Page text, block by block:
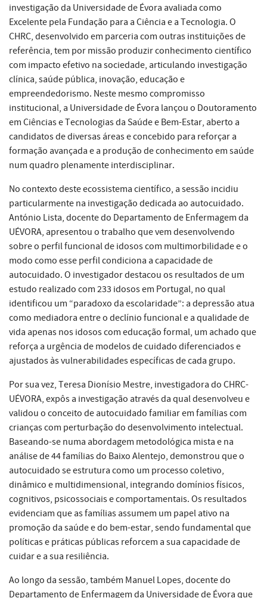
investigação da Universidade de Évora avaliada como
Excelente pela Fundação para a Ciência e a Tecnologia. O
CHRC, desenvolvido em parceria com outras instituições de
referência, tem por missão produzir conhecimento científico
com impacto efetivo na sociedade, articulando investigação
clínica, saúde pública, inovação, educação e
empreendedorismo. Neste mesmo compromisso
institucional, a Universidade de Évora lançou o Doutoramento
em Ciências e Tecnologias da Saúde e Bem-Estar, aberto a
candidatos de diversas áreas e concebido para reforçar a
formação avançada e a produção de conhecimento em saúde
num quadro plenamente interdisciplinar.
No contexto deste ecossistema científico, a sessão incidiu
particularmente na investigação dedicada ao autocuidado.
António Lista, docente do Departamento de Enfermagem da
UÉVORA, apresentou o trabalho que vem desenvolvendo
sobre o perfil funcional de idosos com multimorbilidade e o
modo como esse perfil condiciona a capacidade de
autocuidado. O investigador destacou os resultados de um
estudo realizado com 233 idosos em Portugal, no qual
identificou um “paradoxo da escolaridade”: a depressão atua
como mediadora entre o declínio funcional e a qualidade de
vida apenas nos idosos com educação formal, um achado que
reforça a urgência de modelos de cuidado diferenciados e
ajustados às vulnerabilidades específicas de cada grupo.
Por sua vez, Teresa Dionísio Mestre, investigadora do CHRC-
UÉVORA, expôs a investigação através da qual desenvolveu e
validou o conceito de autocuidado familiar em famílias com
crianças com perturbação do desenvolvimento intelectual.
Baseando-se numa abordagem metodológica mista e na
análise de 44 famílias do Baixo Alentejo, demonstrou que o
autocuidado se estrutura como um processo coletivo,
dinâmico e multidimensional, integrando domínios físicos,
cognitivos, psicossociais e comportamentais. Os resultados
evidenciam que as famílias assumem um papel ativo na
promoção da saúde e do bem-estar, sendo fundamental que
políticas e práticas públicas reforcem a sua capacidade de
cuidar e a sua resiliência.
Ao longo da sessão, também Manuel Lopes, docente do
Departamento de Enfermagem da Universidade de Évora que